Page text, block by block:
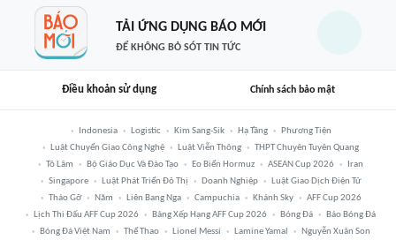
TẢI ỨNG DỤNG BÁO MỚI
ĐỂ KHÔNG BỎ SÓT TIN TỨC
Điều khoản sử dụng Chính sách bảo mật
Indonesia Logistic Kim Sang-Sik Hạ Tầng
Phương Tiện
Luật Chuyển Giao Công Nghệ
Luật Viễn Thông
THPT Chuyên Tuyên Quang
Tô Lâm
Bộ Giáo Dục Và Đào Tạo Eo Biển Hormuz ASEAN Cup 2026
Iran
Singapore
Luật Phát Triển Đô Thị Doanh Nghiệp
Luật Giao Dịch Điện Tử
Tháo Gỡ
Năm Liên Bang Nga Campuchia Khánh Sky
AFF Cup 2026
Lịch Thi Đấu AFF Cup 2026
Bảng Xếp Hạng AFF Cup 2026 Bóng Đá
Báo Bóng Đá
Bóng Đá Việt Nam
Thể Thao Lionel Messi Lamine Yamal Nguyễn Xuân Son